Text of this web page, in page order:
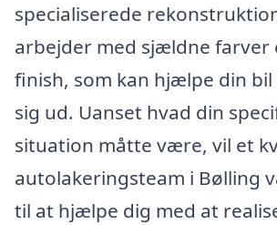
specialiserede
arbejder med sjældne farver
finish, som kan hjælpe din bil
sig ud. Uanset hvad din
situation måtte være, vil et
autolakeringsteam i Bølling
til at hjælpe dig med at